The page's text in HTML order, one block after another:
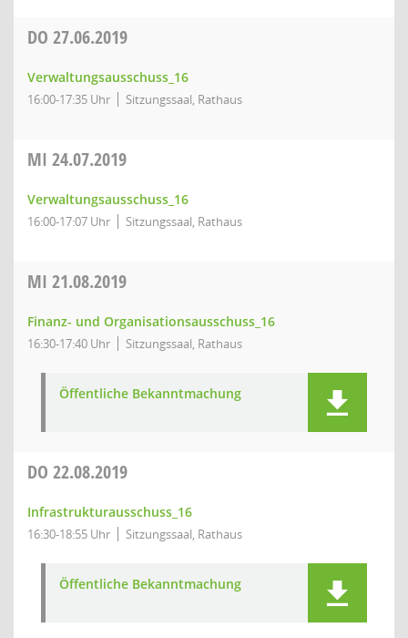
DO 27.06.2019
Verwaltungsausschuss_16
16:00-17:35 Uhr Sitzungssaal, Rathaus
MI 24.07.2019
Verwaltungsausschuss_16
16:00-17:07 Uhr Sitzungssaal, Rathaus
MI 21.08.2019
Finanz- und Organisationsausschuss_16
16:30-17:40 Uhr Sitzungssaal, Rathaus
Öffentliche Bekanntmachung
DO 22.08.2019
Infrastrukturausschuss_16
16:30-18:55 Uhr Sitzungssaal, Rathaus
Öffentliche Bekanntmachung